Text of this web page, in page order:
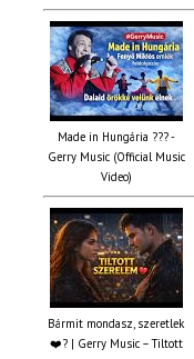
Made in Hungária ??? -
Gerry Music (Official Music
Video)
Bármit mondasz, szeretlek
❤️‍? | Gerry Music – Tiltott